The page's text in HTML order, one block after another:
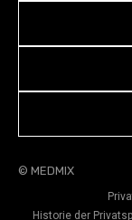
© MEDMIX
Historie der